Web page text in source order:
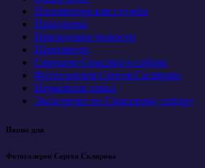
Паломническая служба
Праздники
Приходские новости
Проповеди
Святыни Спасского собора
Фотогалерея Сергея Склярова
Церковная лавка
Экскурсии по Спасскому собору
Икона дня
Фотогалерея Сергея Склярова